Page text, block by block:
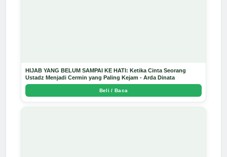
HIJAB YANG BELUM SAMPAI KE HATI: Ketika Cinta Seorang
Ustadz Menjadi Cermin yang Paling Kejam - Arda Dinata
Beli / Baca